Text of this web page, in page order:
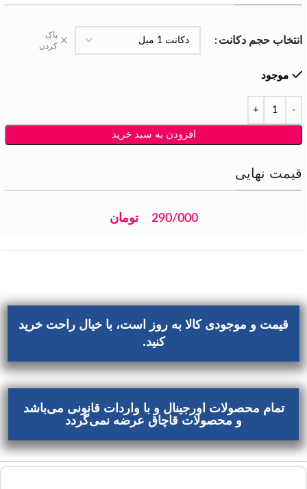
انتخاب حجم دکانت
پاک
کردن
موجود
افزودن به سبد خرید
قیمت نهایی
290/000 تومان
قیمت و موجودی کالا به روز است، با خیال راحت خرید
کنید.
تمام محصولات اورجینال و با واردات قانونی می‌باشد
و محصولات قاچاق عرضه نمی‌گردد